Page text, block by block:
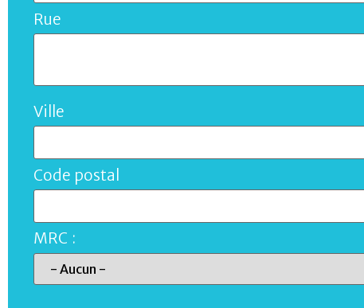
Rue
Ville
Code postal
MRC :